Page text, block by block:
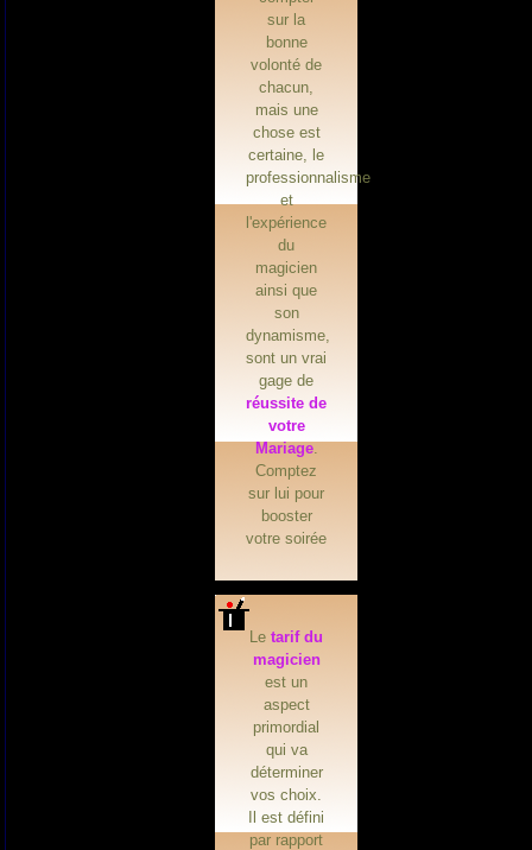
sur la
bonne
volonté de
chacun,
mais une
chose est
certaine, le
professionnalisme
et
l'expérience
du
magicien
ainsi que
son
dynamisme,
sont un vrai
gage de
réussite de
votre
Mariage.
Comptez
sur lui pour
booster
votre soirée
Letarif du
magicien
est un
aspect
primordial
qui va
déterminer
vos choix.
Il est défini
par rapport